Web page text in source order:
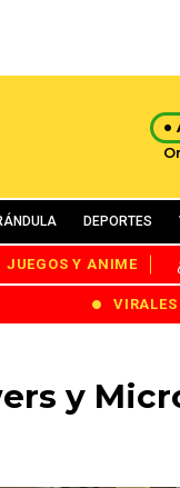
DEPORTES
JUEGOS Y ANIME
VIRALES
y